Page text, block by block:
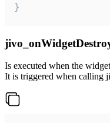
}
Is executed when the
It is triggered when calling